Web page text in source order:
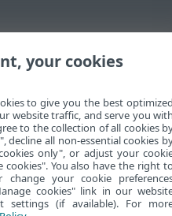
Διαχείριση cookies
Πολιτική cookie
your cookies
to give you the best
website traffic, and serve you
to the collection of all cookies
decline all non-essential cookies
only", or adjust your
You also have the right
your cookie
cookies" link in our
(if available). For